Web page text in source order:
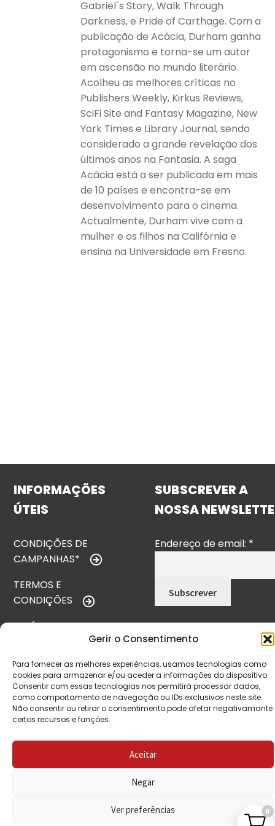
Gerir o Consentimento
Para fornecer as melhores experiências, usamos tecnologias como
cookies para armazenar e/ou aceder a informações do dispositivo.
Consentir com essas tecnologias nos permitirá processar dados,
como comportamento de navegação ou IDs exclusivos neste site.
Não consentir ou retirar o consentimento pode afetar negativamante
certos recursos e funções.
Aceitar
Negar
Ver preferências
Gabriel´s Story, Walk Through
Darkness, e Pride of Carthage. Com a
publicação de Acácia, Durham ganha
protagonismo e torna-se um autor
em ascensão no mundo literário.
Acolheu as melhores críticas no
Publishers Weekly, Kirkus Reviews,
SciFi Site and Fantasy Magazine, New
York Times e Library Journal, sendo
considerado a grande revelação dos
últimos anos na Fantasia. A saga
Acácia está a ser publicada em mais
de 10 países e encontra-se em
desenvolvimento para o cinema.
Actualmente, Durham vive com a
mulher e os filhos na Califórnia e
ensina na Universidade em Fresno.
INFORMAÇÕES
ÚTEIS
CONDIÇÕES DE
CAMPANHAS*
TERMOS E
CONDIÇÕES
POLÍTICA DE
POLÍTICA DE
REEMBOLSO
LIVRO DE
RECLAMAÇÕES
CONTACTOS
SUBSCREVER A
NOSSA
Endereço de email: *
0